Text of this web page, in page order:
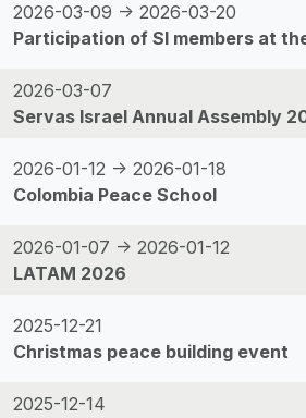
2026-03-09 -> 2026-03-20
Participation of SI members at
2026-03-07
Servas Israel Annual Assembly
2026-01-12 -> 2026-01-18
Colombia Peace School
2026-01-07 -> 2026-01-12
LATAM 2026
2025-12-21
Christmas peace building event
2025-12-14